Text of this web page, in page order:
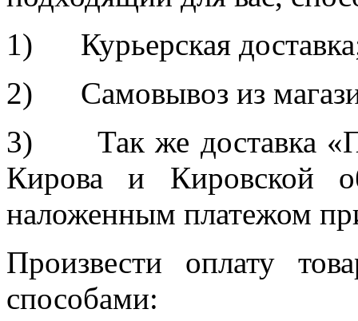
1) Курьерская
2) Самовывоз из
3) Так же доставка
Кирова и Кировской
наложенным платежом
Произвести оплату
способами: